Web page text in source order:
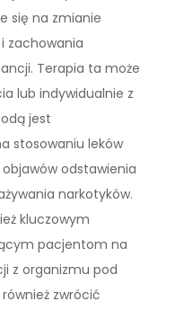
się na zmianie
zachowania
Terapia ta może
lub indywidualnie z
jest
stosowaniu leków
odstawienia
narkotyków.
kluczowym
pacjentom na
z organizmu pod
zwrócić